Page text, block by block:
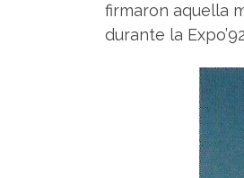
firmaron aquella
durante la